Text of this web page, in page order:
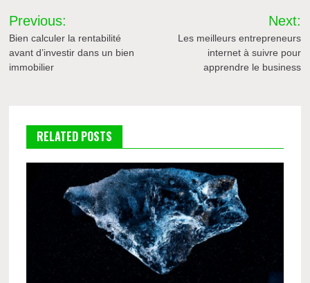
Navigation
de
l’article
Previous:
Bien calculer la rentabilité
avant d’investir dans un bien
immobilier
Next:
Les meilleurs entrepreneurs
internet à suivre pour
apprendre le business
RELATED POSTS